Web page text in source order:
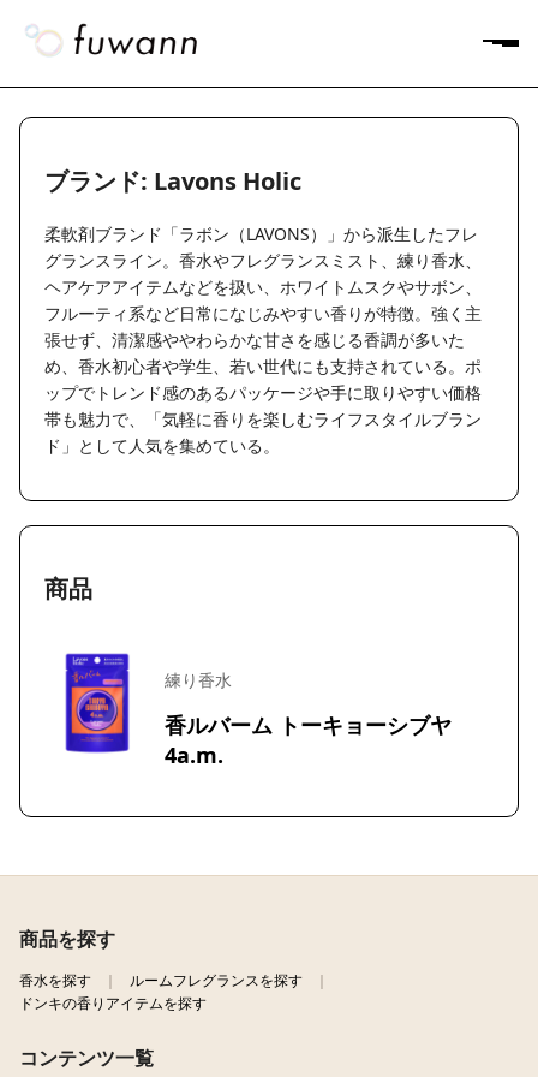
ブランド: Lavons Holic
柔軟剤ブランド「ラボン（LAVONS）」から派生したフレ
グランスライン。香水やフレグランスミスト、練り香水、
ヘアケアアイテムなどを扱い、ホワイトムスクやサボン、
フルーティ系など日常になじみやすい香りが特徴。強く主
張せず、清潔感ややわらかな甘さを感じる香調が多いた
め、香水初心者や学生、若い世代にも支持されている。ポ
ップでトレンド感のあるパッケージや手に取りやすい価格
帯も魅力で、「気軽に香りを楽しむライフスタイルブラン
ド」として人気を集めている。
商品
練り香水
香ルバーム トーキョーシブヤ
4a.m.
商品を探す
香水を探す
ルームフレグランスを探す
ドンキの香りアイテムを探す
コンテンツ一覧